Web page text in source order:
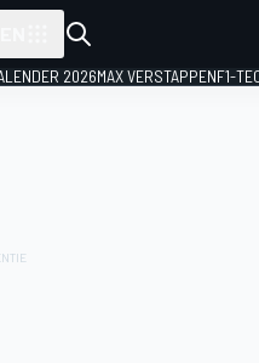
2026MAX VERSTAPPENF1-